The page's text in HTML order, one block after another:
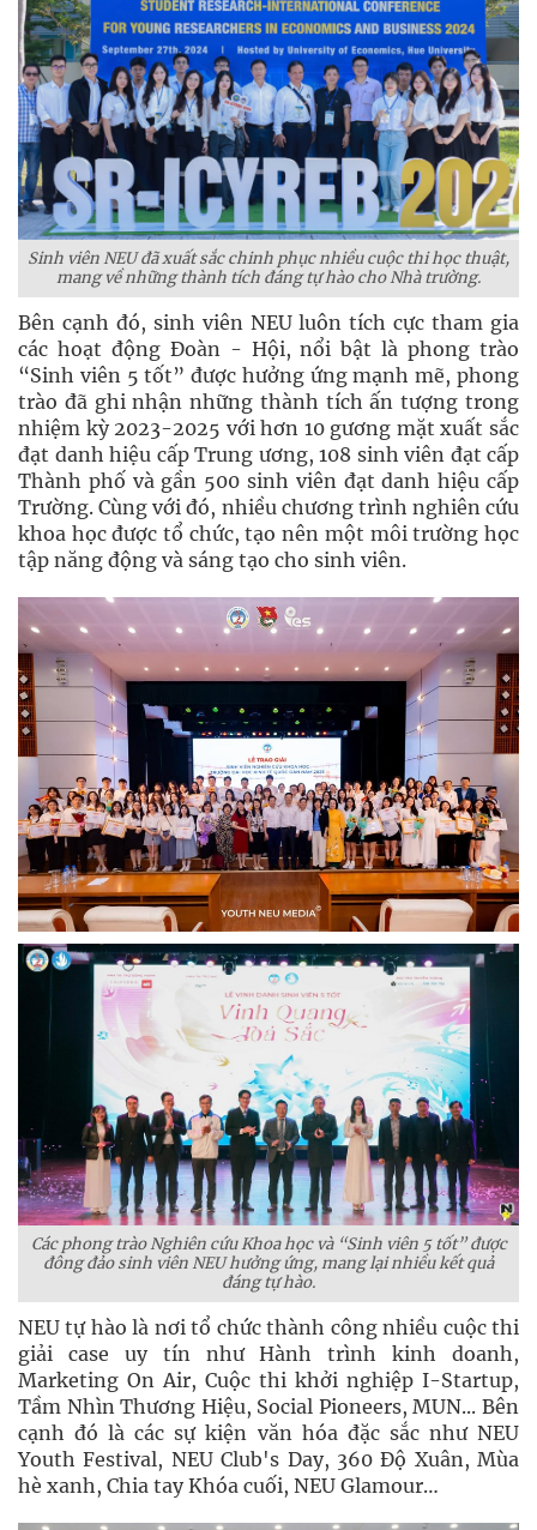
Sinh viên NEU đã xuất sắc chinh phục nhiều cuộc thi học thuật,
mang về những thành tích đáng tự hào cho Nhà trường.
Bên cạnh đó, sinh viên NEU luôn tích cực tham gia
các hoạt động Đoàn - Hội, nổi bật là phong trào
“Sinh viên 5 tốt” được hưởng ứng mạnh mẽ, phong
trào đã ghi nhận những thành tích ấn tượng trong
nhiệm kỳ 2023-2025 với hơn 10 gương mặt xuất sắc
đạt danh hiệu cấp Trung ương, 108 sinh viên đạt cấp
Thành phố và gần 500 sinh viên đạt danh hiệu cấp
Trường. Cùng với đó, nhiều chương trình nghiên cứu
khoa học được tổ chức, tạo nên một môi trường học
tập năng động và sáng tạo cho sinh viên.
Các phong trào Nghiên cứu Khoa học và “Sinh viên 5 tốt” được
đông đảo sinh viên NEU hưởng ứng, mang lại nhiều kết quả
đáng tự hào.
NEU tự hào là nơi tổ chức thành công nhiều cuộc thi
giải case uy tín như Hành trình kinh doanh,
Marketing On Air, Cuộc thi khởi nghiệp I-Startup,
Tầm Nhìn Thương Hiệu, Social Pioneers, MUN... Bên
cạnh đó là các sự kiện văn hóa đặc sắc như NEU
Youth Festival, NEU Club's Day, 360 Độ Xuân, Mùa
hè xanh, Chia tay Khóa cuối, NEU Glamour…